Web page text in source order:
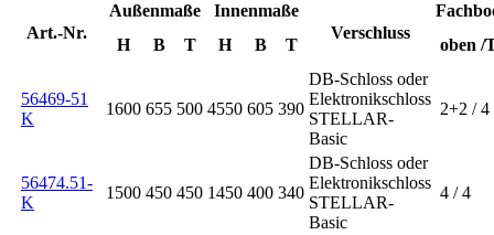
Art.-Nr.
Außenmaße
Innenmaße
Verschluss
H
B T H B T oben /
56469-51
K
1600 655 500 4550 605 390
DB-Schloss oder
Elektronikschloss
STELLAR-
Basic
2+2 / 4
56474.51-
K
1500 450 450 1450 400 340
DB-Schloss oder
Elektronikschloss
STELLAR-
Basic
4 / 4